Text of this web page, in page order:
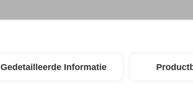
Gedetailleerde Informatie